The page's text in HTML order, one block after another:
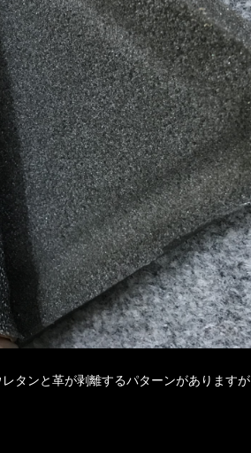
タンと革が剥離するパターンがありますが